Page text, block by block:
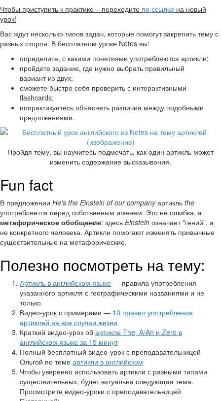
Чтобы приступить к практике – переходите по ссылке на новый
урок!
Вас ждут несколько типов задач, которые помогут закрепить тему с
разных сторон. В бесплатном уроке Notes вы:
определите, с какими понятиями употребляются артикли;
пройдете задание, где нужно выбрать правильный
вариант из двух;
сможете быстро себя проверить с интерактивными
flashcards;
попрактикуетесь объяснять различия между подобными
предложениями.
Пройдя тему, вы научитесь подмечать, как один артикль может
изменить содержание высказывания.
Fun fact
В предложении He's the Einstein of our companyартикль the
употребляется перед собственным именем. Это не ошибка, а
метафорическое обобщение: здесь Einstein означает "гений", а
не конкретного человека. Артикли помогают изменять привычные
существительные на метафорические.
Полезно посмотреть на тему:
Артикль в английском языке — правила употребления
указанного артикля с географическими названиями и не
только
Видео-урок с примерами — 10 правил употребления
артиклей на все случаи жизни
Краткий видео-урок об артикле The, A/An и Zero в
английском языке за 15 минут
Полный бесплатный видео-урок с преподавательницей
Ольгой по теме артикли в английском
Чтобы уверенно использовать артикли с разными типами
существительных, будет актуальна следующая тема.
Просмотрите видео-уроки с преподавательницей